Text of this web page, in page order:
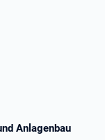
Anlagenbau